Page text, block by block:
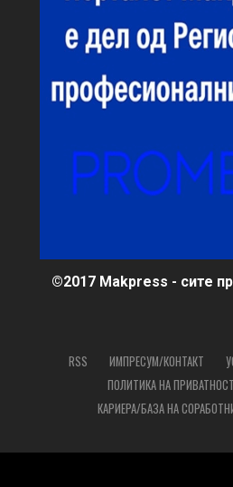
©2017 Makpress - сите
RSS ИМПРЕСУМ/КОНТАКТ
ПОЛИТИКА НА ПРИВАТНОСТ
КАРИЕРА/БАЗА НА